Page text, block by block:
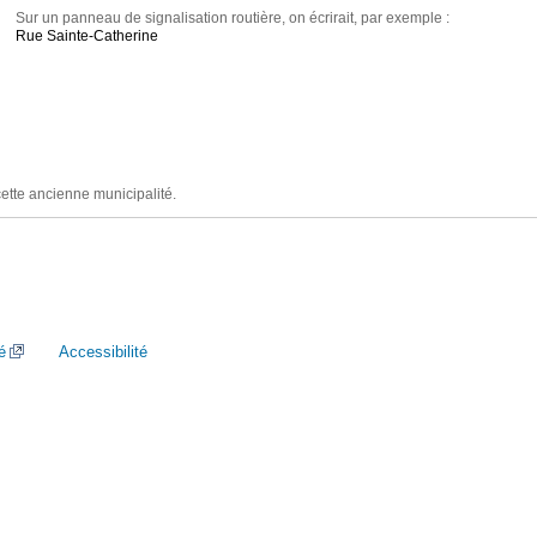
Sur un panneau de signalisation routière, on écrirait, par exemple :
Rue Sainte-Catherine
ancienne municipalité.
Accessibilité